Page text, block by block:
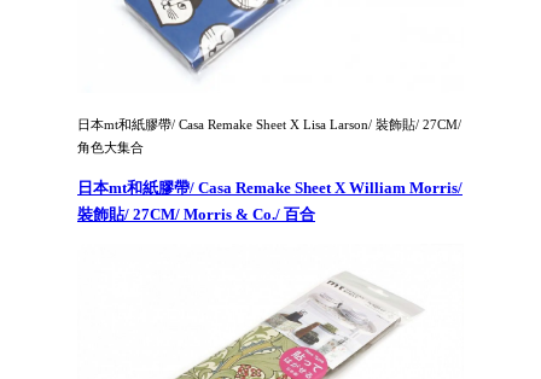
日本mt和紙膠帶/ Casa Remake Sheet X Lisa Larson/ 裝飾貼/ 27CM/
角色大集合
日本mt和紙膠帶/ Casa Remake Sheet X William Morris/
裝飾貼/ 27CM/ Morris & Co./ 百合